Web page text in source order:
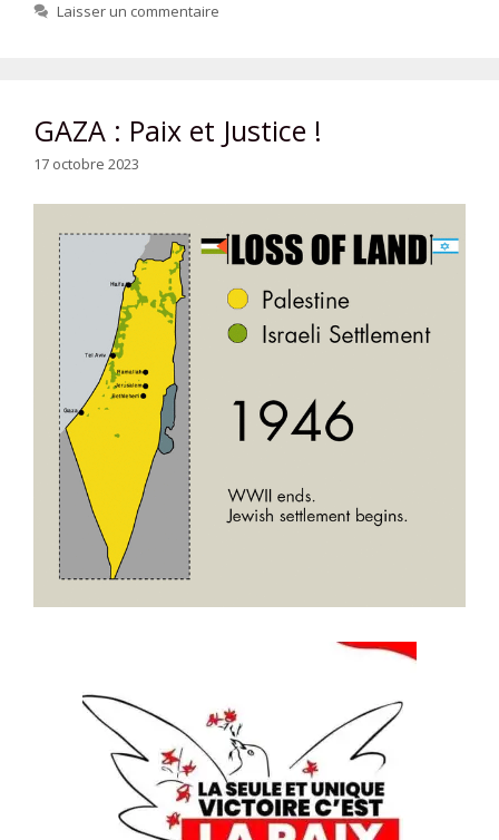
Laisser un commentaire
GAZA : Paix et Justice !
17 octobre 2023